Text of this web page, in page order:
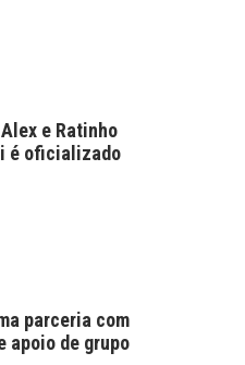
e Ratinho
é oficializado
parceria com
apoio de grupo